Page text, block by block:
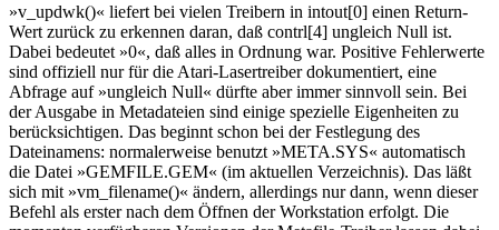
»v_updwk()« liefert bei vielen Treibern in intout[0] einen Return-
Wert zurück zu erkennen daran, daß contrl[4] ungleich Null ist.
Dabei bedeutet »0«, daß alles in Ordnung war. Positive Fehlerwerte
sind offiziell nur für die Atari-Lasertreiber dokumentiert, eine
Abfrage auf »ungleich Null« dürfte aber immer sinnvoll sein. Bei
der Ausgabe in Metadateien sind einige spezielle Eigenheiten zu
berücksichtigen. Das beginnt schon bei der Festlegung des
Dateinamens: normalerweise benutzt »META.SYS« automatisch
die Datei »GEMFILE.GEM« (im aktuellen Verzeichnis). Das läßt
sich mit »vm_filename()« ändern, allerdings nur dann, wenn dieser
Befehl als erster nach dem Öffnen der Workstation erfolgt. Die